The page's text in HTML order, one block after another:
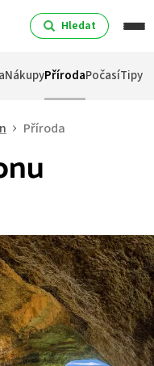
Hledat
NákupyPřírodaPočasíTipy
Příroda